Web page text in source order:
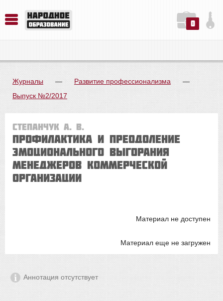
0
Журналы — Развитие профессионализма
—
Выпуск №2/2017
Степанчук А. В.
ПРОФИЛАКТИКА И ПРЕОДОЛЕНИЕ
ЭМОЦИОНАЛЬНОГО ВЫГОРАНИЯ
МЕНЕДЖЕРОВ КОММЕРЧЕСКОЙ
ОРГАНИЗАЦИИ
Материал не доступен
Материал еще не загружен
Аннотация отсутствует